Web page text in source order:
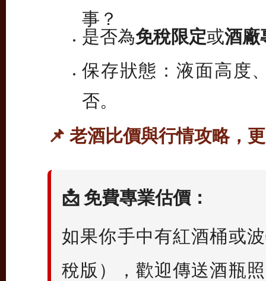
事？
是否為免稅限定或酒廠
保存狀態：液面高度
否。
📌 老酒比價與行情攻略，
📩 免費專業估價：
如果你手中有紅酒桶或
稅版），歡迎傳送酒瓶